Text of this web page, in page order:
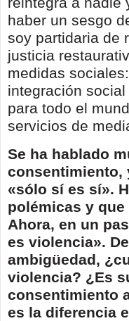
haber un sesgo
soy partidaria de
justicia
medidas
integración
para todo el
servicios de
Se ha hablado
consentimiento,
«sólo sí es sí».
polémicas y
Ahora, en un
es violencia».
ambigüedad,
violencia? ¿Es
consentimiento
es la diferencia